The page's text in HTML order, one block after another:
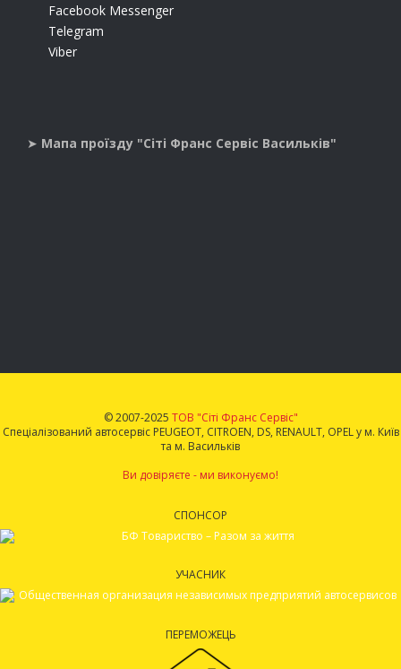
Facebook Messenger
Telegram
Viber
➤ Мапа проїзду "Сіті Франс Сервіс Васильків"
© 2007-2025 ТОВ "Сіті Франс Сервіс"
Спеціалізований автосервіс PEUGEOT, CITROEN, DS, RENAULT, OPEL у м. Київ
та м. Васильків
Ви довіряєте - ми виконуємо!
СПОНСОР
УЧАСНИК
ПЕРЕМОЖЕЦЬ